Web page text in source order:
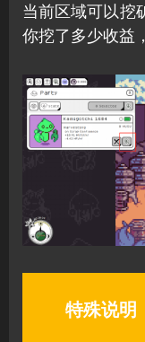
当前区域可以挖
你挖了多少收益
特殊说明